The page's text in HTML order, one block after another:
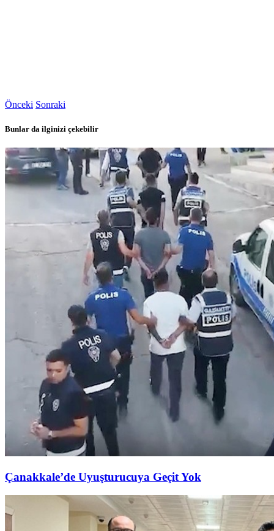
Önceki Sonraki
Bunlar da ilginizi çekebilir
Çanakkale’de Uyuşturucuya Geçit Yok